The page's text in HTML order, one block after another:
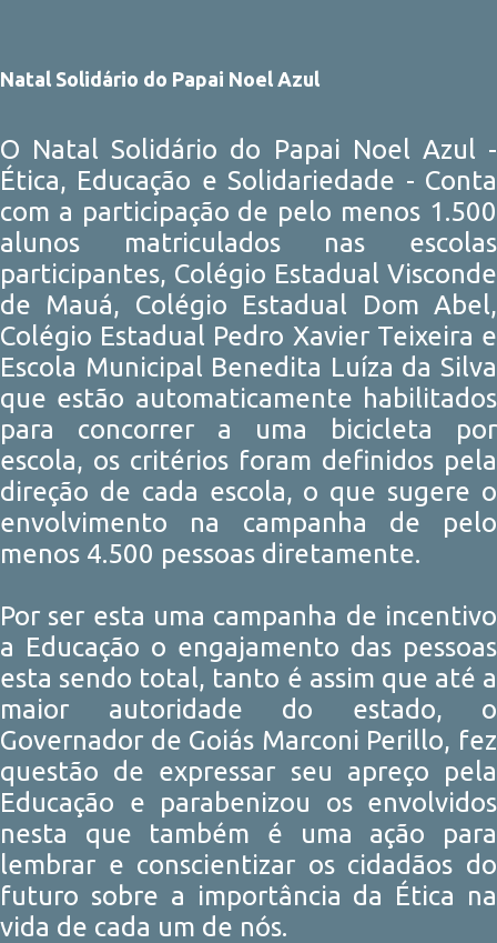
Natal Solidário do Papai Noel Azul
O Natal Solidário do Papai Noel Azul -
Ética, Educação e Solidariedade - Conta
com a participação de pelo menos 1.500
alunos matriculados nas escolas
participantes, Colégio Estadual Visconde
de Mauá, Colégio Estadual Dom Abel,
Colégio Estadual Pedro Xavier Teixeira e
Escola Municipal Benedita Luíza da Silva
que estão automaticamente habilitados
para concorrer a uma bicicleta por
escola, os critérios foram definidos pela
direção de cada escola, o que sugere o
envolvimento na campanha de pelo
menos 4.500 pessoas diretamente.
Por ser esta uma campanha de incentivo
a Educação o engajamento das pessoas
esta sendo total, tanto é assim que até a
maior autoridade do estado, o
Governador de Goiás Marconi Perillo, fez
questão de expressar seu apreço pela
Educação e parabenizou os envolvidos
nesta que também é uma ação para
lembrar e conscientizar os cidadãos do
futuro sobre a importância da Ética na
vida de cada um de nós.